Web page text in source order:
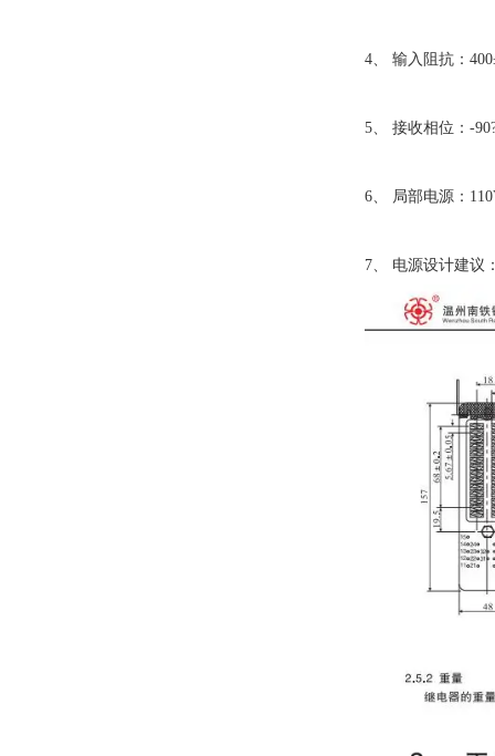
4、 输入阻抗：
5、 接收相位：-
6、 局部电源：
7、 电源设计建议